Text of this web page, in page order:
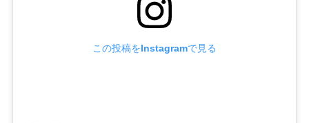
この投稿をInstagramで見る